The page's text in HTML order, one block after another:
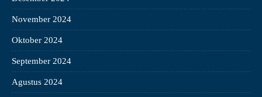
November 2024
Oktober 2024
September 2024
Agustus 2024